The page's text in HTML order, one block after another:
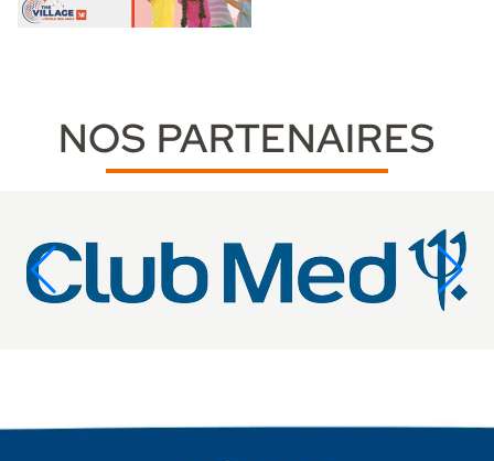
NOS PARTENAIRES